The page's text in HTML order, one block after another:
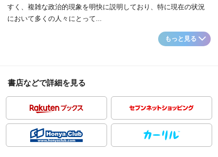
すく、複雑な政治的現象を明快に説明しており、特に現在の状況
において多くの人々にとって...
もっと見る
書店などで詳細を見る